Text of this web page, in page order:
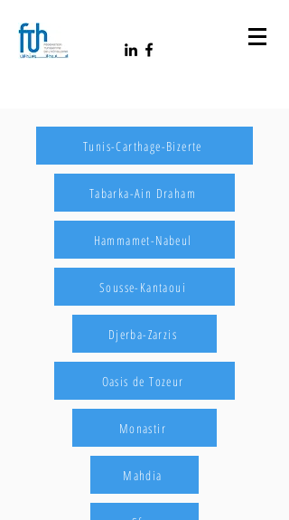
Tunis-Carthage-Bizerte
Tabarka-Ain Draham
Hammamet-Nabeul
Sousse-Kantaoui
Djerba-Zarzis
Oasis de Tozeur
Monastir
Mahdia